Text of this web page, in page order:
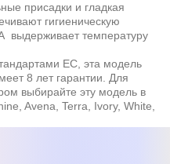
присадки и гладкая
гигиеническую
выдерживает температуру
ЕС, эта модель
8 лет гарантии. Для
выбирайте эту модель в
Avena, Terra, Ivory, White,